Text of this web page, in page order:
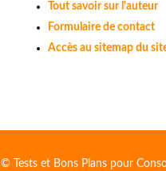
Tout savoir sur l'auteur
Formulaire de contact
Accès au sitemap du
© Tests et Bons Plans pour